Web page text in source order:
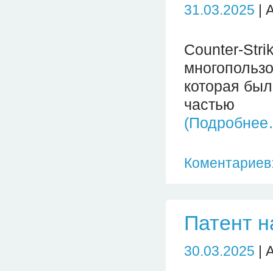
31.03.2025 |
Counter-
которая
частью
Патент
30.03.2025 |